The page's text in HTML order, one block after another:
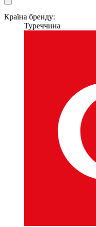
Країна бренду:
Туреччина